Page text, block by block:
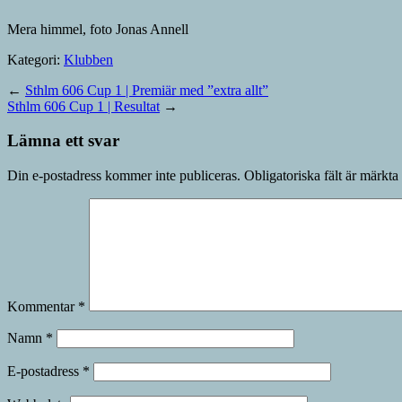
Mera himmel, foto Jonas Annell
Kategori: Klubben
← Sthlm 606 Cup 1 | Premiär med ”extra allt”
Sthlm 606 Cup 1 | Resultat →
Lämna ett svar
Din e-postadress kommer inte publiceras. Obligatoriska fält är märkta
Kommentar *
Namn *
E-postadress *